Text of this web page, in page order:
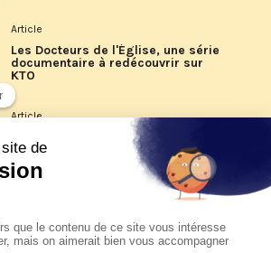
Article
Les Docteurs de l'Église, une série
documentaire à redécouvrir sur
KTO
Article
Les reportages d'été 2026 de KTO
La visite pastorale du pape Léon
XIV à Assise à suivre sur KTO le
jeudi 6 août